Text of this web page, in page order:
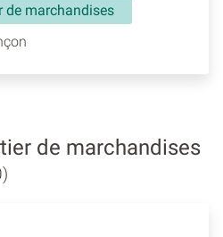
de marchandises
de marchandises